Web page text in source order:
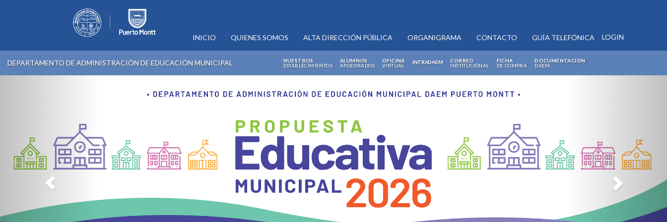
INICIO QUIENES SOMOS ALTA DIRECCIÓN PÚBLICA ORGANIGRAMA CONTACTO GUÍA TELEFÓNICA LOGIN
DEPARTAMENTO DE ADMINISTRACIÓN DE EDUCACIÓN MUNICIPAL
NUESTROS
ESTABLECIMIENTOS
ALUMNOS
APODERADOS
OFICINA
VIRTUAL
INTRADAEM
CORREO
INSTITUCIONAL
FICHA
DE COMPRA
DOCUMENTACION
DAEM